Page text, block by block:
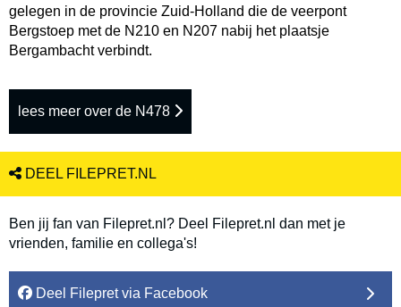
gelegen in de provincie Zuid-Holland die de veerpont
Bergstoep met de N210 en N207 nabij het plaatsje
Bergambacht verbindt.
lees meer over de N478
DEEL FILEPRET.NL
Ben jij fan van Filepret.nl? Deel Filepret.nl dan met je
vrienden, familie en collega's!
Deel Filepret via Facebook